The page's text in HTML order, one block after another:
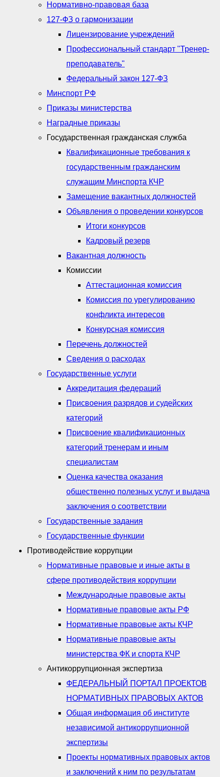
Нормативно-правовая база
127-ФЗ о гармонизации
Лицензирование учреждений
Профессиональный стандарт "Тренер-
преподаватель"
Федеральный закон 127-ФЗ
Минспорт РФ
Приказы министерства
Наградные приказы
Государственная гражданская служба
Квалификационные требования к
государственным гражданским
служащим Минспорта КЧР
Замещение вакантных должностей
Объявления о проведении конкурсов
Итоги конкурсов
Кадровый резерв
Вакантная должность
Комиссии
Аттестационная комиссия
Комиссия по урегулированию
конфликта интересов
Конкурсная комиссия
Перечень должностей
Сведения о расходах
Государственные услуги
Аккредитация федераций
Присвоения разрядов и судейских
категорий
Присвоение квалификационных
категорий тренерам и иным
специалистам
Оценка качества оказания
общественно полезных услуг и выдача
заключения о соответствии
Государственные задания
Государственные функции
Противодействие коррупции
Нормативные правовые и иные акты в
сфере противодействия коррупции
Международные правовые акты
Нормативные правовые акты РФ
Нормативные правовые акты КЧР
Нормативные правовые акты
министерства ФК и спорта КЧР
Антикоррупционная экспертиза
ФЕДЕРАЛЬНЫЙ ПОРТАЛ ПРОЕКТОВ
НОРМАТИВНЫХ ПРАВОВЫХ АКТОВ
Общая информация об институте
независимой антикоррупционной
экспертизы
Проекты нормативных правовых актов
и заключений к ним по результатам